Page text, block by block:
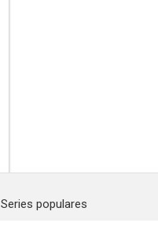
Series populares